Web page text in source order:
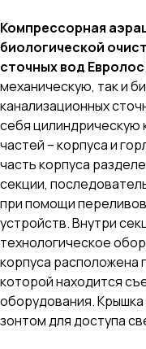
Компрессорная
биологической
сточных вод
механическую, так и
канализационных
себя цилиндрическую
частей – корпуса и
часть корпуса
секции,
при помощи
устройств. Внутри
технологическое
корпуса расположена
которой находится
оборудования.
зонтом для доступа